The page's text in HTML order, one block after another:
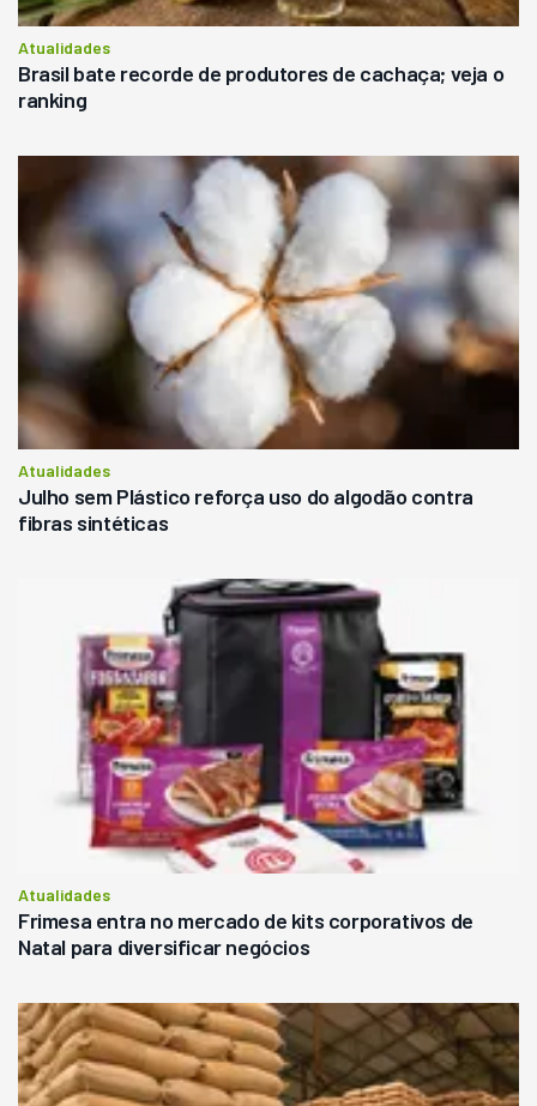
Atualidades
Brasil bate recorde de produtores de cachaça; veja o
ranking
Atualidades
Julho sem Plástico reforça uso do algodão contra
fibras sintéticas
Atualidades
Frimesa entra no mercado de kits corporativos de
Natal para diversificar negócios